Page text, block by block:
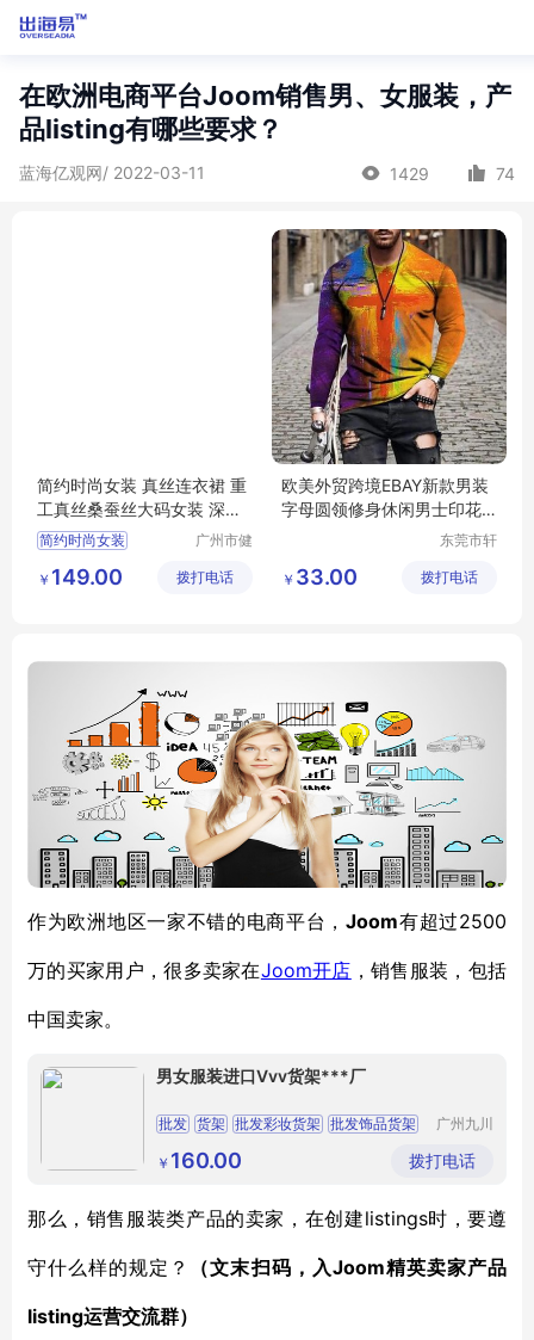
在欧洲电商平台Joom销售男、女服装，产
品listing有哪些要求？
蓝海亿观网/ 2022-03-11 1429 74
简约时尚女装 真丝连衣裙 重
工真丝桑蚕丝大码女装 深圳
高端设计师风格品牌
简约时尚女装
高端设计师风格品牌
广州市健
限公司
￥ 149.00 拨打电话
欧美外贸跨境EBAY新款男装
字母圆领修身休闲男士印花T
东莞市轩
限公司
￥ 33.00 拨打电话
作为欧洲地区一家不错的电商平台，Joom有超过2500
万的买家用户，很多卖家在Joom开店 ，销售服装，包括
中国卖家。
男女服装进口Vvv货架***厂
批发 货架 批发彩妆货架 批发饰品货架
广州九川
公司
￥ 160.00 拨打电话
那么，销售服装类产品的卖家，在创建listings时，要遵
守什么样的规定？ （文末扫码，入Joom精英卖家产品
listing运营交流群）